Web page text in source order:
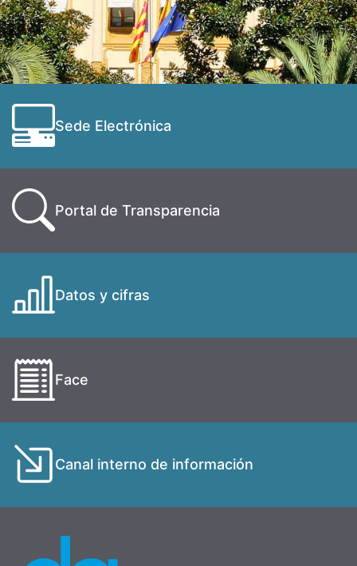
Sede Electrónica
Portal de Transparencia
Datos y cifras
Face
Canal interno de información